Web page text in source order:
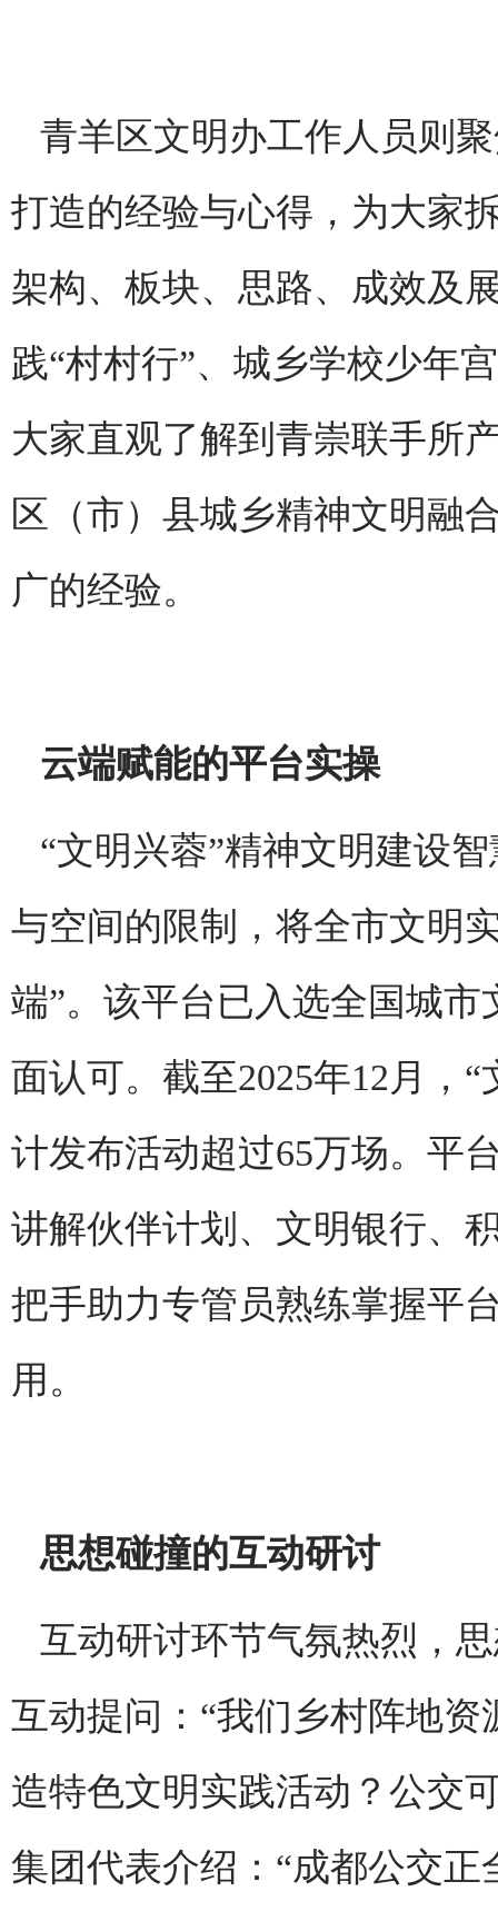
青羊区文明办工作人员则
打造的经验与心得，为大家
架构、板块、思路、成效及
践“村村行”、城乡学校少年
大家直观了解到青崇联手所
区（市）县城乡精神文明融
广的经验。
云端赋能的平台实操
“文明兴蓉”精神文明建设
与空间的限制，将全市文明
端”。该平台已入选全国城
面认可。截至2025年12月，
计发布活动超过65万场。平
讲解伙伴计划、文明银行、
把手助力专管员熟练掌握平
用。
思想碰撞的互动研讨
互动研讨环节气氛热烈，
互动提问：“我们乡村阵地
造特色文明实践活动？公交
集团代表介绍：“成都公交正